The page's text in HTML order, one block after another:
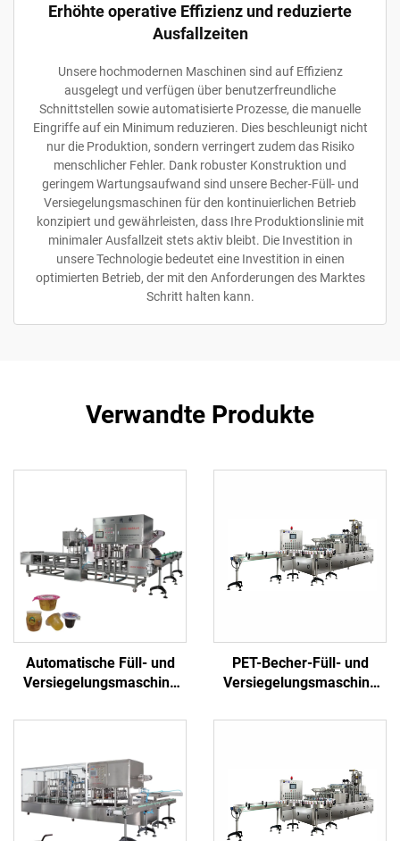
Erhöhte operative Effizienz und reduzierte
Ausfallzeiten
Unsere hochmodernen Maschinen sind auf Effizienz
ausgelegt und verfügen über benutzerfreundliche
Schnittstellen sowie automatisierte Prozesse, die manuelle
Eingriffe auf ein Minimum reduzieren. Dies beschleunigt nicht
nur die Produktion, sondern verringert zudem das Risiko
menschlicher Fehler. Dank robuster Konstruktion und
geringem Wartungsaufwand sind unsere Becher-Füll- und
Versiegelungsmaschinen für den kontinuierlichen Betrieb
konzipiert und gewährleisten, dass Ihre Produktionslinie mit
minimaler Ausfallzeit stets aktiv bleibt. Die Investition in
unsere Technologie bedeutet eine Investition in einen
optimierten Betrieb, der mit den Anforderungen des Marktes
Schritt halten kann.
Verwandte Produkte
Automatische Füll- und
Versiegelungsmaschine
Gelee, Honig, Eiscreme,
Fabrikpreis
PET-Becher-Füll- und
Versiegelungsmaschine
Getränkeverpackungen